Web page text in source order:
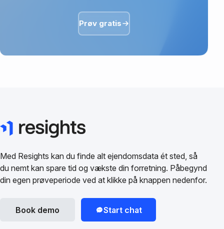
Prøv gratis
Med Resights kan du finde alt ejendomsdata ét sted, så
du nemt kan spare tid og vækste din forretning. Påbegynd
din egen prøveperiode ved at klikke på knappen nedenfor.
Book demo Start chat